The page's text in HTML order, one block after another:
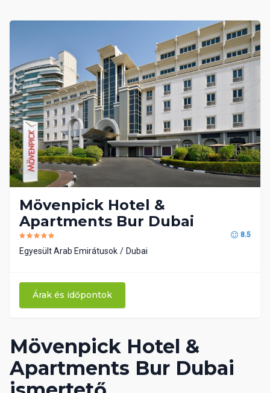
Mövenpick Hotel &
Apartments Bur Dubai
Mövenpick Hotel &
Apartments Bur Dubai
8.5
Egyesült Arab Emirátusok Dubai
Árak és időpontok